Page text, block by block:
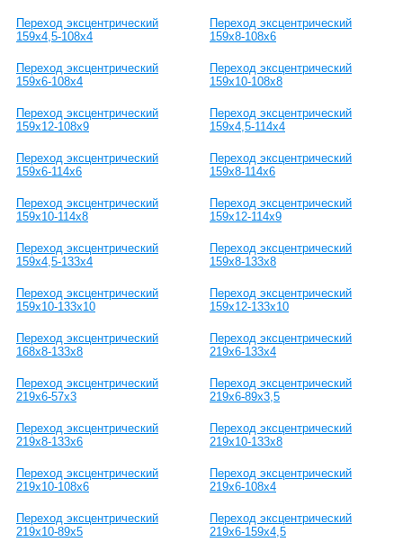
Переход эксцентрический
159х4,5-108х4
Переход эксцентрический
159х8-108х6
Переход эксцентрический
159х6-108х4
Переход эксцентрический
159х10-108х8
Переход эксцентрический
159х12-108х9
Переход эксцентрический
159х4,5-114х4
Переход эксцентрический
159х6-114х6
Переход эксцентрический
159х8-114х6
Переход эксцентрический
159х10-114х8
Переход эксцентрический
159х12-114х9
Переход эксцентрический
159х4,5-133х4
Переход эксцентрический
159х8-133х8
Переход эксцентрический
159х10-133х10
Переход эксцентрический
159х12-133х10
Переход эксцентрический
168х8-133х8
Переход эксцентрический
219х6-133х4
Переход эксцентрический
219х6-57х3
Переход эксцентрический
219х6-89х3,5
Переход эксцентрический
219х8-133х6
Переход эксцентрический
219х10-133х8
Переход эксцентрический
219х10-108х6
Переход эксцентрический
219х6-108х4
Переход эксцентрический
219х10-89х5
Переход эксцентрический
219х6-159х4,5